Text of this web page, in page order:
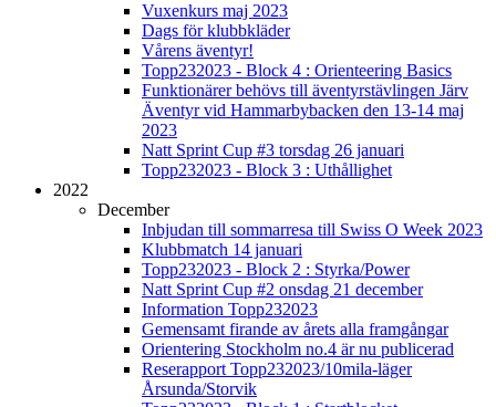
Vuxenkurs maj 2023
Dags för klubbkläder
Vårens äventyr!
Topp232023 - Block 4 : Orienteering Basics
Funktionärer behövs till äventyrstävlingen Järv
Äventyr vid Hammarbybacken den 13-14 maj
2023
Natt Sprint Cup #3 torsdag 26 januari
Topp232023 - Block 3 : Uthållighet
2022
December
Inbjudan till sommarresa till Swiss O Week 2023
Klubbmatch 14 januari
Topp232023 - Block 2 : Styrka/Power
Natt Sprint Cup #2 onsdag 21 december
Information Topp232023
Gemensamt firande av årets alla framgångar
Orientering Stockholm no.4 är nu publicerad
Reserapport Topp232023/10mila-läger
Årsunda/Storvik